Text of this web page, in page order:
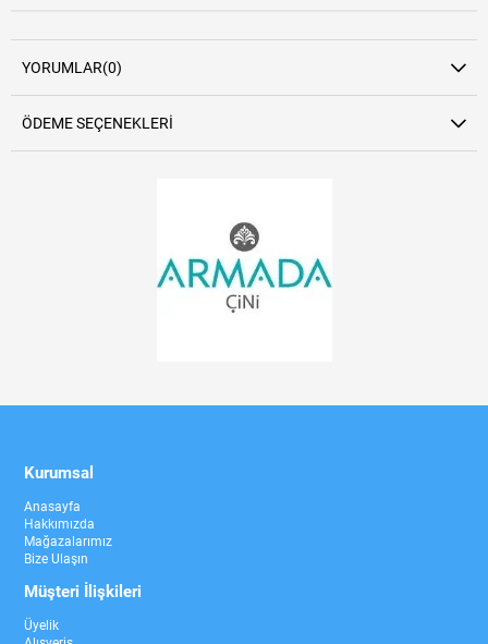
YORUMLAR(0)
ÖDEME SEÇENEKLERI
Kurumsal
Anasayfa
Hakkımızda
Mağazalarımız
Bize Ulaşın
Müşteri İlişkileri
Üyelik